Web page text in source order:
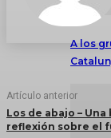
A los
Artículo anterior
Los de abajo – Una
reflexión sobre el